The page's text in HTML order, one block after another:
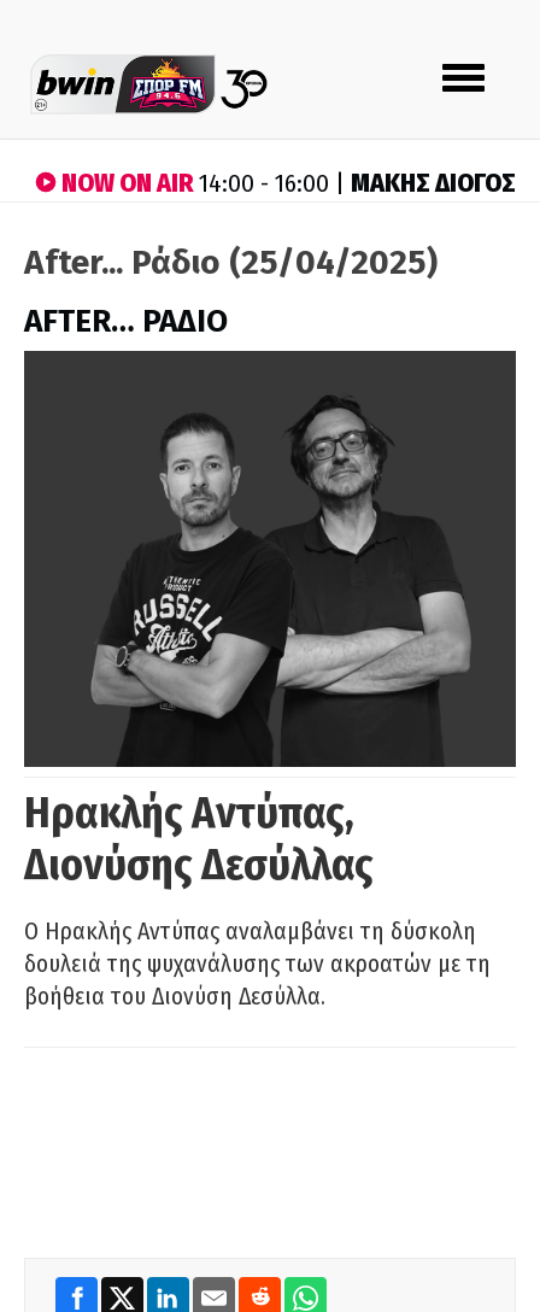
Toggle
navigation
NOW ON AIR14:00 - 16:00 | ΜΑΚΗΣ ΔΙΟΓΟΣ
After... Ράδιο (25/04/2025)
AFTER… ΡΑΔΙΟ
Ηρακλής Αντύπας,
Διονύσης Δεσύλλας
Ο Ηρακλής Αντύπας αναλαμβάνει τη δύσκολη
δουλειά της ψυχανάλυσης των ακροατών με τη
βοήθεια του Διονύση Δεσύλλα.